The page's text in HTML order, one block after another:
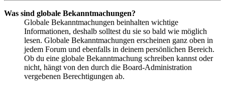
Was sind globale Bekanntmachungen?
Globale Bekanntmachungen beinhalten wichtige
Informationen, deshalb solltest du sie so bald wie möglich
lesen. Globale Bekanntmachungen erscheinen ganz oben in
jedem Forum und ebenfalls in deinem persönlichen Bereich.
Ob du eine globale Bekanntmachung schreiben kannst oder
nicht, hängt von den durch die Board-Administration
vergebenen Berechtigungen ab.